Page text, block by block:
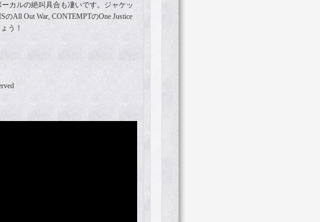
カルの絶叫具合も凄いです。ジャケッ
のAll Out War, CONTEMPTのOne Justice
う！